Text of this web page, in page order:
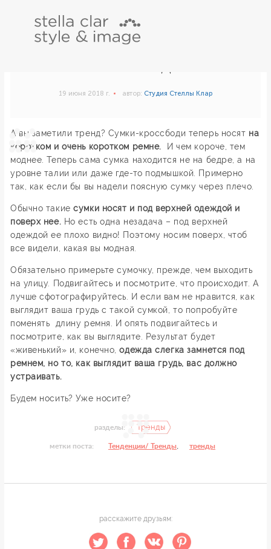
ТРЕНДЫ. СУМКИ-
19 июня 2018 г. автор: Студия Стеллы Клар
А вы заметили тренд? Сумки-кроссбоди теперь носят на
коротком и очень коротком ремне. И чем короче, тем
моднее. Теперь сама сумка находится не на бедре, а на
уровне талии или даже где-то подмышкой. Примерно
так, как если бы вы надели поясную сумку через плечо.
Обычно такиесумки носят и под верхней одеждой и
поверх нее. Но есть одна незадача – под верхней
одеждой ее плохо видно! Поэтому носим поверх, чтоб
все видели, какая вы модная.
Обязательно примерьте сумочку, прежде, чем выходить
на улицу. Подвигайтесь и посмотрите, что происходит. А
лучше сфотографируйтесь. И если вам не нравится, как
выглядит ваша грудь с такой сумкой, то попробуйте
поменять длину ремня. И опять подвигайтесь и
посмотрите, как вы выглядите. Результат будет
«живенький» и, конечно,одежда слегка замнется под
ремнем, но то, как выглядит ваша грудь, вас должно
устраивать.
Будем носить? Уже носите?
разделы: Тренды
метки поста: Тенденции/ Тренды, тренды
расскажите друзьям: